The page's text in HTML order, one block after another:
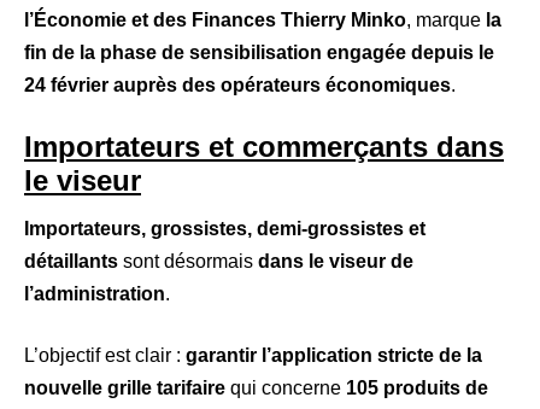
l’Économie et des Finances Thierry Minko, marque la
fin de la phase de sensibilisation engagée depuis le
24 février auprès des opérateurs économiques.
Importateurs et commerçants dans
le viseur
Importateurs, grossistes, demi-grossistes et
détaillants sont désormais dans le viseur de
l’administration.
L’objectif est clair : garantir l’application stricte de la
nouvelle grille tarifaire qui concerne 105 produits de